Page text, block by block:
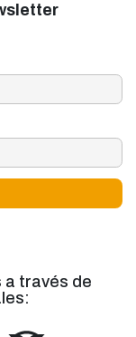
a través de